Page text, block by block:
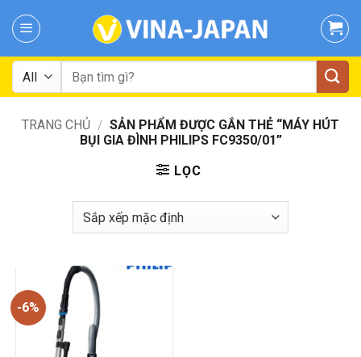
Tìm
kiếm:
TRANG CHỦ / SẢN PHẨM ĐƯỢC GẮN THẺ “MÁY HÚT
BỤI GIA ĐÌNH PHILIPS FC9350/01”
LỌC
-6%